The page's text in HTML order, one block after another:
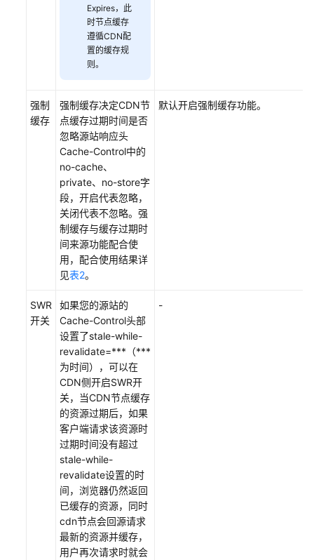
帮
助
责
（SLA）
Expires，此
时节点缓存
遵循CDN配
置的缓存规
则。
强制
缓存
强制缓存决定CDN节
点缓存过期时间是否
忽略源站响应头
Cache-Control中的
no-cache、
private、no-store字
段，开启代表忽略，
关闭代表不忽略。强
制缓存与缓存过期时
间来源功能配合使
用，配合使用结果详
见表2。
默认开启强制缓存功能。
SWR
开关
如果您的源站的
Cache-Control头部
设置了stale-while-
revalidate=***（***
为时间），可以在
CDN侧开启SWR开
关，当CDN节点缓存
的资源过期后，如果
客户端请求该资源时
过期时间没有超过
stale-while-
revalidate设置的时
间，浏览器仍然返回
已缓存的资源，同时
cdn节点会回源请求
最新的资源并缓存，
用户再次请求时就会
-